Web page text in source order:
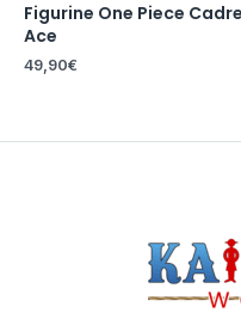
Figurine One Piece Cadre
Ace
49,90€